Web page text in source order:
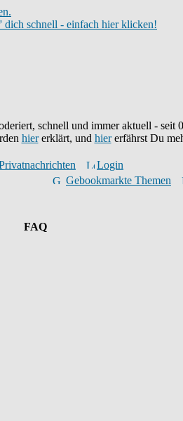
dich schnell - einfach hier klicken!
schnell und immer aktuell - seit 0
hiererklärt, und hiererfährst Du
Login
Gebookmarkte Themen
FAQ